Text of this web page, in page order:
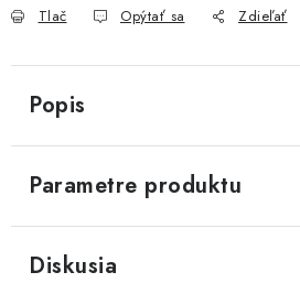
Tlač Opýtať sa Zdieľať
Popis
Parametre produktu
Diskusia